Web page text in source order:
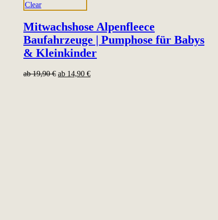
Clear
Mitwachshose Alpenfleece
Baufahrzeuge | Pumphose für Babys
& Kleinkinder
ab19,90€ ab 14,90 €